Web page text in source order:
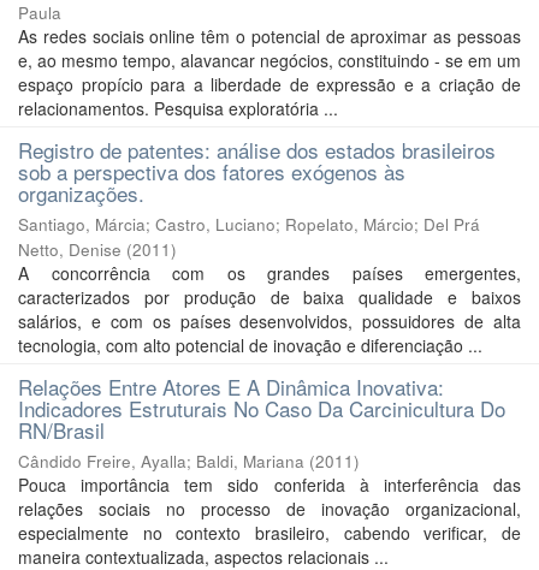
Paula
As redes sociais online têm o potencial de aproximar as pessoas
e, ao mesmo tempo, alavancar negócios, constituindo - se em um
espaço propício para a liberdade de expressão e a criação de
relacionamentos. Pesquisa exploratória ...
Registro de patentes: análise dos estados brasileiros
sob a perspectiva dos fatores exógenos às
organizações.
Santiago, Márcia; Castro, Luciano; Ropelato, Márcio; Del Prá
Netto, Denise (2011)
A concorrência com os grandes países emergentes,
caracterizados por produção de baixa qualidade e baixos
salários, e com os países desenvolvidos, possuidores de alta
tecnologia, com alto potencial de inovação e diferenciação ...
Relações Entre Atores E A Dinâmica Inovativa:
Indicadores Estruturais No Caso Da Carcinicultura Do
RN/Brasil
Cândido Freire, Ayalla; Baldi, Mariana (2011)
Pouca importância tem sido conferida à interferência das
relações sociais no processo de inovação organizacional,
especialmente no contexto brasileiro, cabendo verificar, de
maneira contextualizada, aspectos relacionais ...